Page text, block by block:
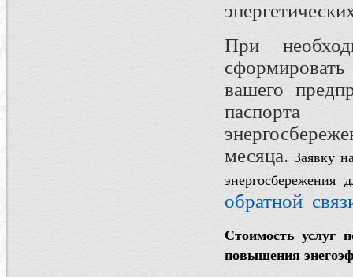
При
вашего
месяца.Заявку
обратной
Стоимость услуг
повышения